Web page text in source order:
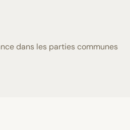
dans les parties communes